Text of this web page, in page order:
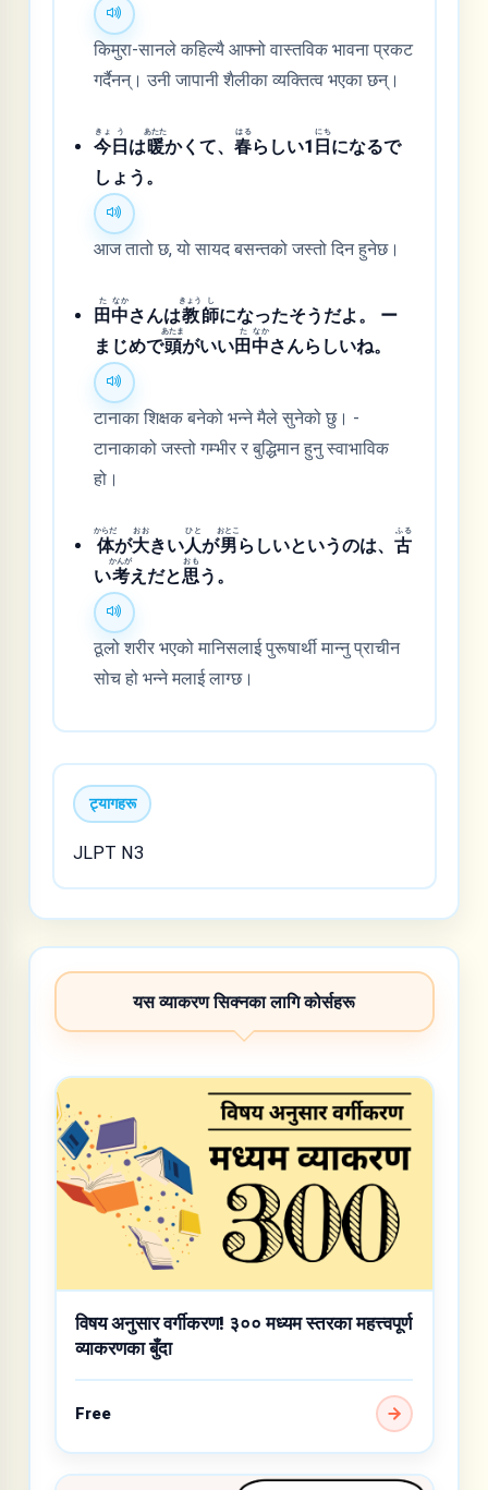
किमुरा-सानले कहिल्यै आफ्नो वास्तविक भावना प्रकट
गर्दैनन्। उनी जापानी शैलीका व्यक्तित्व भएका छन्।
今
きょ
日
う
は暖
あたた
かくて、春
はる
らしい1 日
にち
になるで
しょう。
आज तातो छ, यो सायद बसन्तको जस्तो दिन हुनेछ।
田
た
中
なか
さんは教
きょう
師
し
になったそうだよ。 ー
まじめで頭
あたま
がいい田
た
中
なか
さんらしいね。
टानाका शिक्षक बनेको भन्ने मैले सुनेको छु। -
टानाकाको जस्तो गम्भीर र बुद्धिमान हुनु स्वाभाविक
हो।
体
からだ
が大
おお
きい人
ひと
が男
おとこ
らしいというのは、古
ふる
い考
かんが
えだと思
おも
う。
ठूलो शरीर भएको मानिसलाई पुरूषार्थी मान्नु प्राचीन
सोच हो भन्ने मलाई लाग्छ।
ट्यागहरू
JLPT N3
यस व्याकरण सिक्नका लागि कोर्सहरू
विषय अनुसार वर्गीकरण! ३०० मध्यम स्तरका महत्त्वपूर्ण
व्याकरणका बुँदा
Free